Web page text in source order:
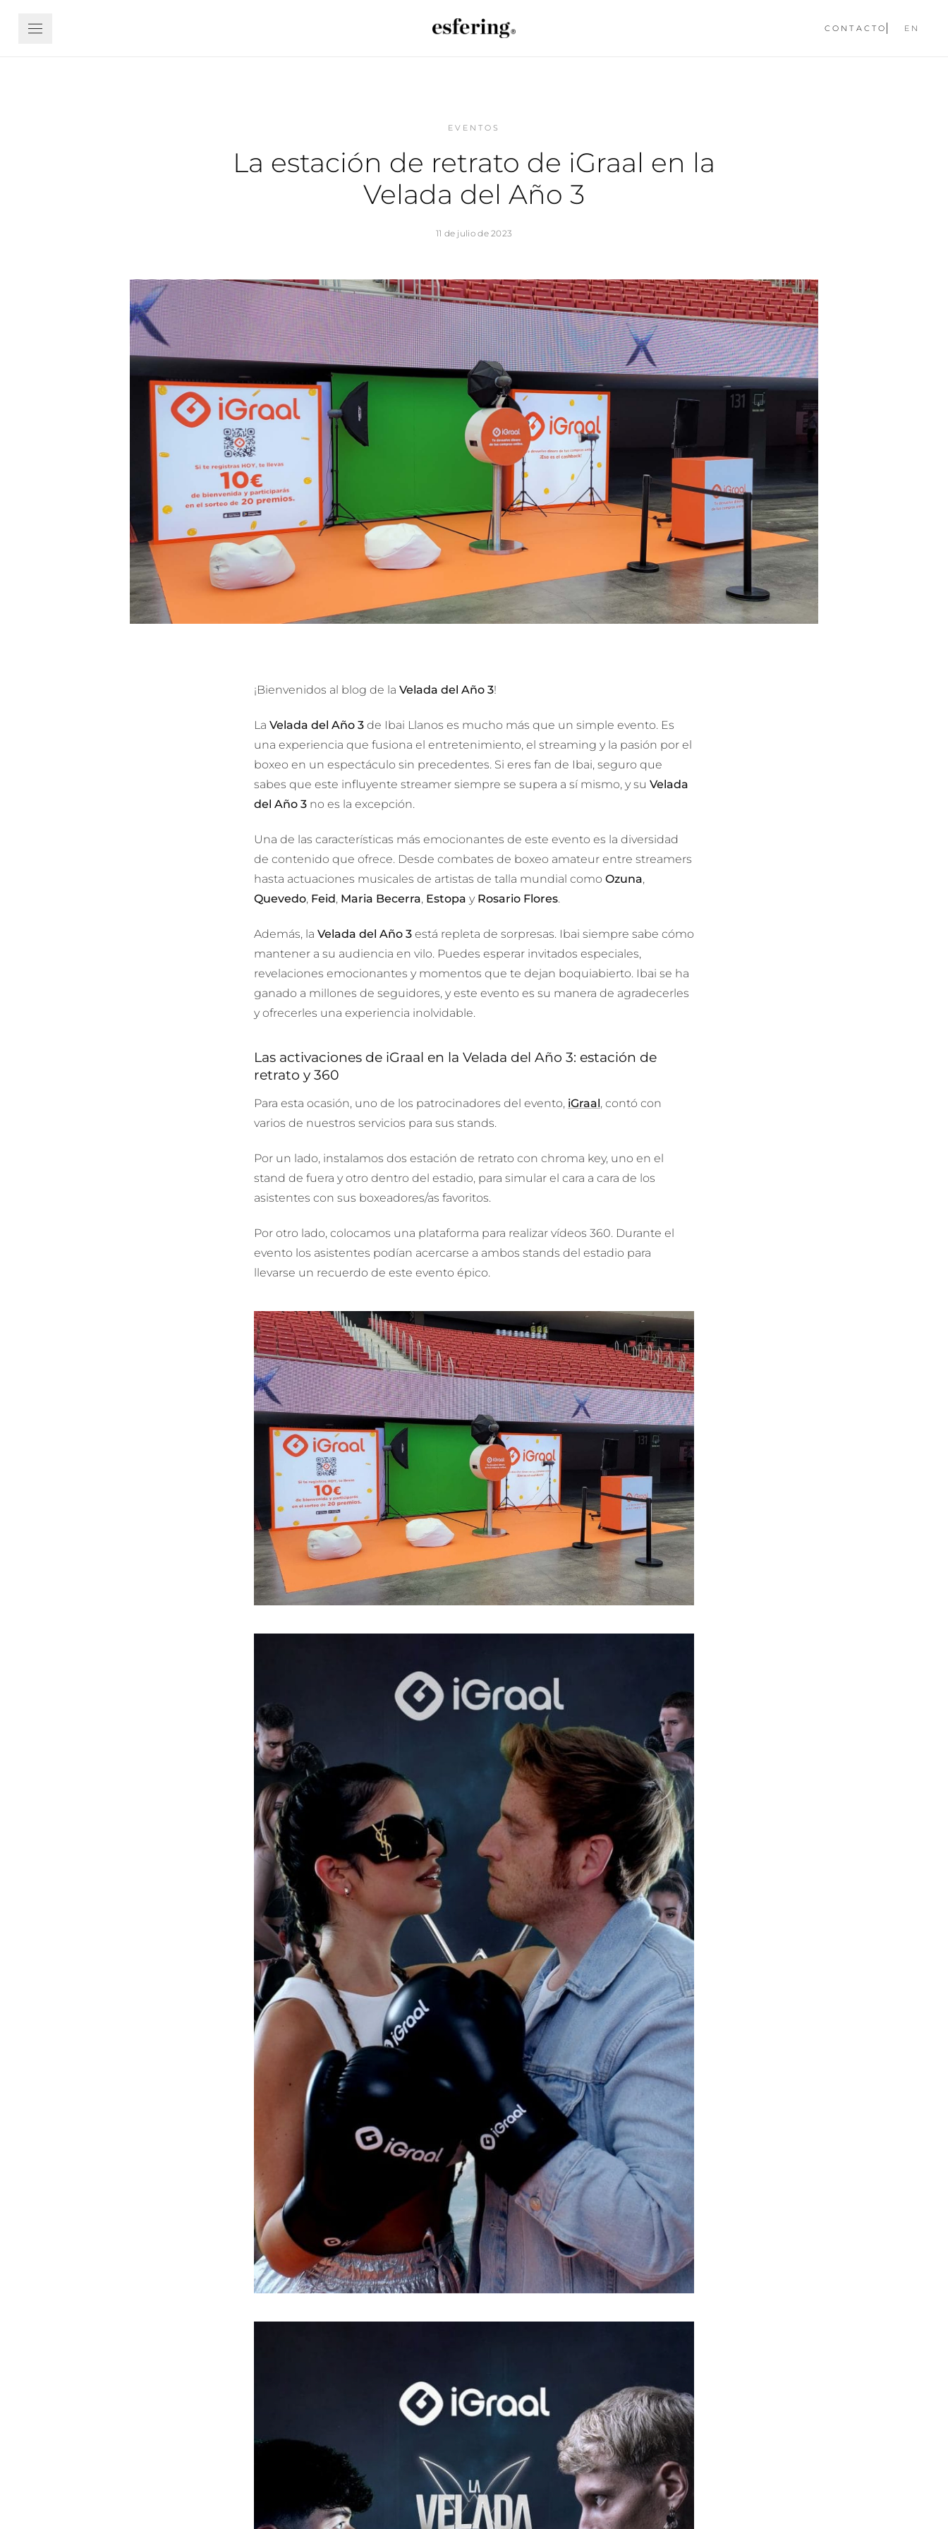
CONTACTO EN
EVENTOS
La estación de retrato de iGraal en la
Velada del Año 3
11 de julio de 2023
¡Bienvenidos al blog de la Velada del Año 3!
La Velada del Año 3 de Ibai Llanos es mucho más que un simple evento. Es
una experiencia que fusiona el entretenimiento, el streaming y la pasión por el
boxeo en un espectáculo sin precedentes. Si eres fan de Ibai, seguro que
sabes que este influyente streamer siempre se supera a sí mismo, y su Velada
del Año 3 no es la excepción.
Una de las características más emocionantes de este evento es la diversidad
de contenido que ofrece. Desde combates de boxeo amateur entre streamers
hasta actuaciones musicales de artistas de talla mundial como Ozuna,
Quevedo, Feid, Maria Becerra, Estopa y Rosario Flores.
Además, la Velada del Año 3 está repleta de sorpresas. Ibai siempre sabe cómo
mantener a su audiencia en vilo. Puedes esperar invitados especiales,
revelaciones emocionantes y momentos que te dejan boquiabierto. Ibai se ha
ganado a millones de seguidores, y este evento es su manera de agradecerles
y ofrecerles una experiencia inolvidable.
Las activaciones de iGraal en la Velada del Año 3: estación de
retrato y 360
Para esta ocasión, uno de los patrocinadores del evento, iGraal, contó con
varios de nuestros servicios para sus stands.
Por un lado, instalamos dos estación de retrato con chroma key, uno en el
stand de fuera y otro dentro del estadio, para simular el cara a cara de los
asistentes con sus boxeadores/as favoritos.
Por otro lado, colocamos una plataforma para realizar vídeos 360. Durante el
evento los asistentes podían acercarse a ambos stands del estadio para
llevarse un recuerdo de este evento épico.